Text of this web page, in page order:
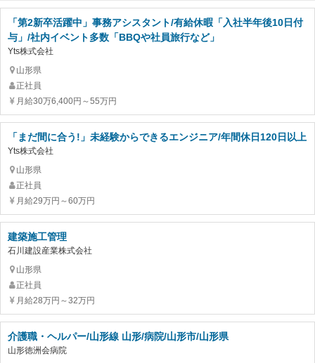
「第2新卒活躍中」事務アシスタント/有給休暇「入社半年後10日付
与」/社内イベント多数「BBQや社員旅行など」
Yts株式会社
山形県
正社員
月給30万6,400円～55万円
「まだ間に合う!」未経験からできるエンジニア/年間休日120日以上
Yts株式会社
山形県
正社員
月給29万円～60万円
建築施工管理
石川建設産業株式会社
山形県
正社員
月給28万円～32万円
介護職・ヘルパー/山形線 山形/病院/山形市/山形県
山形徳洲会病院